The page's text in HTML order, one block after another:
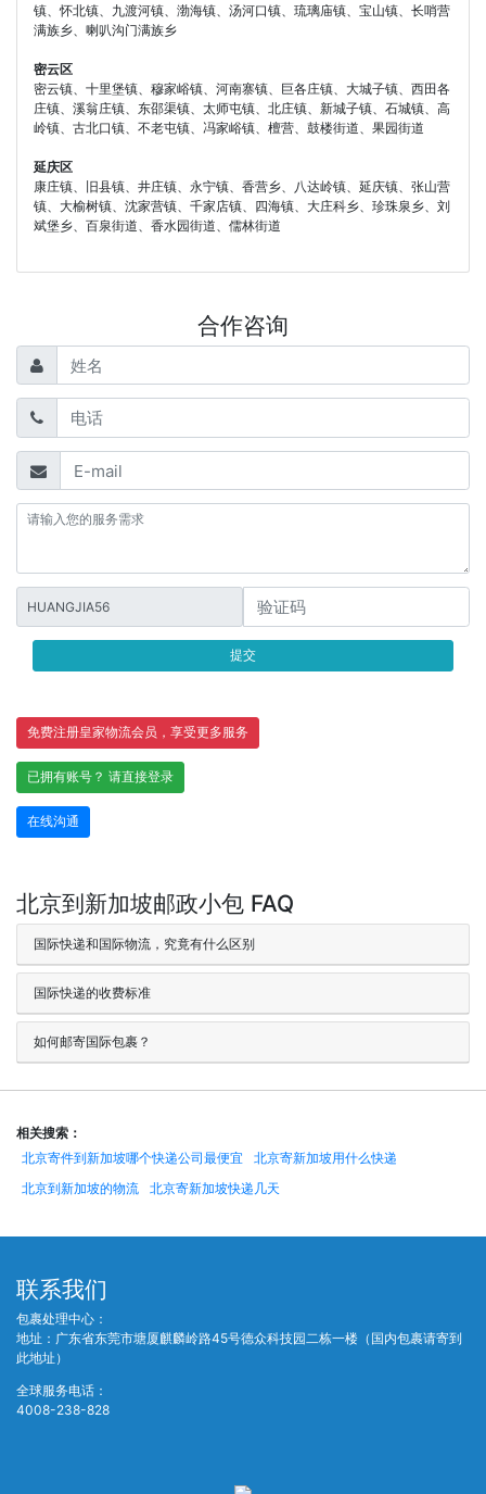
镇、怀北镇、九渡河镇、渤海镇、汤河口镇、琉璃庙镇、宝山镇、长哨营
满族乡、喇叭沟门满族乡
密云区
密云镇、十里堡镇、穆家峪镇、河南寨镇、巨各庄镇、大城子镇、西田各
庄镇、溪翁庄镇、东邵渠镇、太师屯镇、北庄镇、新城子镇、石城镇、高
岭镇、古北口镇、不老屯镇、冯家峪镇、檀营、鼓楼街道、果园街道
延庆区
康庄镇、旧县镇、井庄镇、永宁镇、香营乡、八达岭镇、延庆镇、张山营
镇、大榆树镇、沈家营镇、千家店镇、四海镇、大庄科乡、珍珠泉乡、刘
斌堡乡、百泉街道、香水园街道、儒林街道
合作咨询
HUANGJIA56
提交
免费注册皇家物流会员，享受更多服务
已拥有账号？ 请直接登录
在线沟通
北京到新加坡邮政小包 FAQ
国际快递和国际物流，究竟有什么区别
国际快递的收费标准
如何邮寄国际包裹？
相关搜索：
北京寄件到新加坡哪个快递公司最便宜
北京寄新加坡用什么快递
北京到新加坡的物流
北京寄新加坡快递几天
联系我们
包裹处理中心：
地址：广东省东莞市塘厦麒麟岭路45号德众科技园二栋一楼（国内包裹请寄到
此地址）
全球服务电话：
4008-238-828